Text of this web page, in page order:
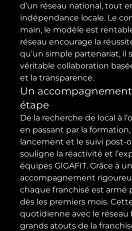
d’un réseau national, tout
indépendance locale. Le
main, le modèle est
réseau encourage la
qu’un simple partenariat, il
véritable collaboration
et la transparence.
Un
étape
De la recherche de local à
en passant par la
lancement et le suivi post-
souligne la réactivité et
équipes GIGAFIT. Grâce à un
accompagnement
chaque franchisé est armé
dès les premiers mois.
quotidienne avec le réseau
grands atouts de la